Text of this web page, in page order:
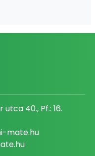
40., Pf.: 16.
mate.hu